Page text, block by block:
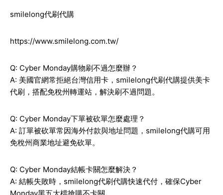
smilelong代刷代購
https://www.smilelong.com.tw/
Q: Cyber Monday購物刷不過怎麼辦？
A: 美國官網常拒絕台灣信用卡，smilelong代刷代購提供美卡
代刷，搭配免稅州轉運站，解決刷不過問題。
Q: Cyber Monday下單被砍單怎麼處理？
A: 訂單被砍單常因海外付款與地址問題，smilelong代購可用
免稅州商業地址避免砍單。
Q: Cyber Monday結帳卡關怎麼解決？
A: 結帳失敗時，smilelong代刷代購快速代付，確保Cyber